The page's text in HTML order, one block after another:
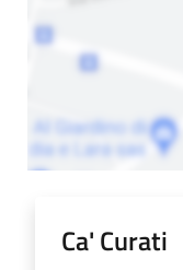
Ca' Curati